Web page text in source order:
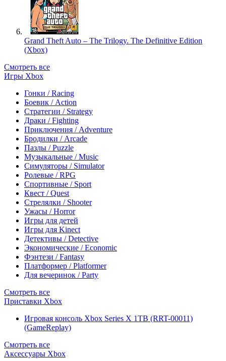
Grand Theft Auto – The Trilogy. The Definitive Edition
(Xbox)
Смотреть все
Игры Xbox
Гонки / Racing
Боевик / Action
Стратегии / Strategy
Драки / Fighting
Приключения / Adventure
Бродилки / Arcade
Пазлы / Puzzle
Музыкальные / Music
Симуляторы / Simulator
Ролевые / RPG
Спортивные / Sport
Квест / Quest
Стрелялки / Shooter
Ужасы / Horror
Игры для детей
Игры для Kinect
Детективы / Detective
Экономические / Economic
Фэнтези / Fantasy
Платформер / Platformer
Для вечеринок / Party
Смотреть все
Приставки Xbox
Игровая консоль Xbox Series X 1TB (RRT-00011)
(GameReplay)
Смотреть все
Аксессуары Xbox